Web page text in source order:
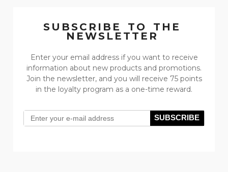
SUBSCRIBE TO THE
NEWSLETTER
Enter your email address if you want to receive
information about new products and promotions.
Join the newsletter, and you will receive 75 points
in the loyalty program as a one-time reward.
SUBSCRIBE